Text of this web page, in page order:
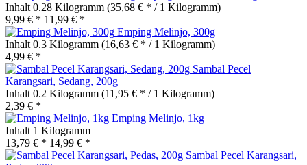
Inhalt 0.28 Kilogramm (35,68 € * / 1 Kilogramm)
9,99 € * 11,99 € *
Emping Melinjo, 300g
Inhalt 0.3 Kilogramm (16,63 € * / 1 Kilogramm)
4,99 € *
Sambal Pecel
Karangsari, Sedang, 200g
Inhalt 0.2 Kilogramm (11,95 € * / 1 Kilogramm)
2,39 € *
Emping Melinjo, 1kg
Inhalt 1 Kilogramm
13,79 € * 14,99 € *
Sambal Pecel Karangsari,